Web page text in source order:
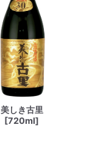
美しき古里
[720ml]